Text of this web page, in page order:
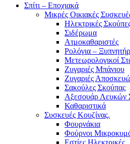
Σπίτι – Εποχιακά
Μικρές Οικιακές
Ηλεκτρικές
Σιδέρωμα
Ατμοκαθαριστές
Ρολόγια –
Μετεωρολογικοί
Ζυγαριές Μπάνιου
Ζυγαριές
Σακούλες Σκούπας
Αξεσουάρ Λευκών
Καθαριστικά
Συσκευές Κουζίνας.
Φουρνάκια
Φούρνοι
Εστίες Ηλεκτρικές